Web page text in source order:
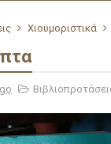
Χιουμοριστικά